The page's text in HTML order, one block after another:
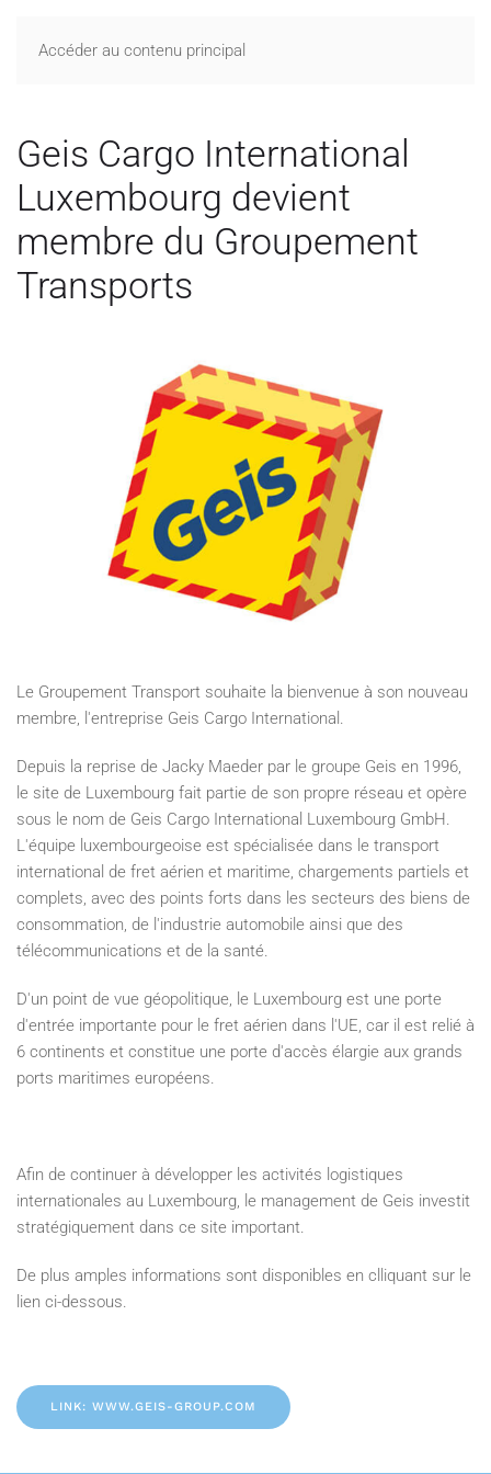
Accéder au contenu principal
Geis Cargo International
Luxembourg devient
membre du Groupement
Transports
Le Groupement Transport souhaite la bienvenue à son nouveau
membre, l'entreprise Geis Cargo International.
Depuis la reprise de Jacky Maeder par le groupe Geis en 1996,
le site de Luxembourg fait partie de son propre réseau et opère
sous le nom de Geis Cargo International Luxembourg GmbH.
L'équipe luxembourgeoise est spécialisée dans le transport
international de fret aérien et maritime, chargements partiels et
complets, avec des points forts dans les secteurs des biens de
consommation, de l'industrie automobile ainsi que des
télécommunications et de la santé.
D'un point de vue géopolitique, le Luxembourg est une porte
d'entrée importante pour le fret aérien dans l'UE, car il est relié à
6 continents et constitue une porte d'accès élargie aux grands
ports maritimes européens.
Afin de continuer à développer les activités logistiques
internationales au Luxembourg, le management de Geis investit
stratégiquement dans ce site important.
De plus amples informations sont disponibles en clliquant sur le
lien ci-dessous.
LINK: WWW.GEIS-GROUP.COM